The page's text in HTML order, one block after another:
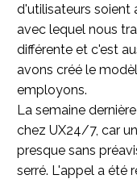
d'utilisateurs soient
avec lequel nous
différente et c'est
avons créé le
employons.
La semaine
chez UX24/7, car
presque sans
serré. L'appel a été